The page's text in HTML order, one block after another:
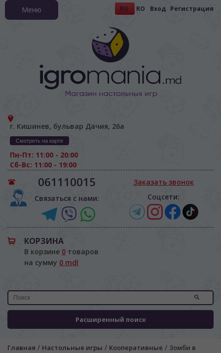
RU RO Вход Регистрация
г. Кишинев, бульвар Дачия, 26а
Смотреть на карте
Пн-Пт: 11:00 - 20:00
Сб-Вс: 11:00 - 19:00
061110015
Связаться с нами:
Заказать звонок
Соцсети:
КОРЗИНА
В корзине 0 товаров
на сумму 0 mdl
Расширенный поиск
Меню
Главная / Настольные игры / Кооперативные / Зомби в